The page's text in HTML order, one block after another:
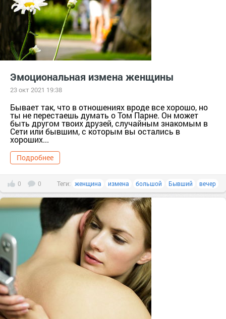
Эмоциональная измена женщины
23 окт 2021 19:38
Бывает так, что в отношениях вроде все хорошо, но
ты не перестаешь думать о Том Парне. Он может
быть другом твоих друзей, случайным знакомым в
Сети или бывшим, с которым вы остались в
хороших...
Подробнее
0 0 Теги: женщина измена большой Бывший вечер